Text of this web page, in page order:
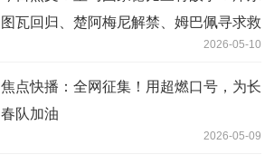
图瓦回归、楚阿梅尼解禁、姆巴佩寻求救
2026-05-10
焦点快播：全网征集！用超燃口号，为长
春队加油
2026-05-09